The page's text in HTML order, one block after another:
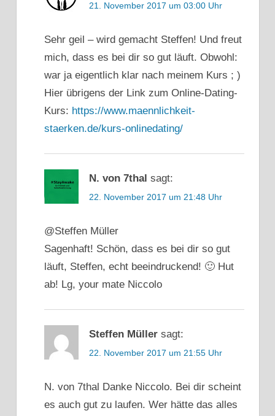
21. November 2017 um 03:00 Uhr
Sehr geil – wird gemacht Steffen! Und freut
mich, dass es bei dir so gut läuft. Obwohl:
war ja eigentlich klar nach meinem Kurs ; )
Hier übrigens der Link zum Online-Dating-
Kurs: https://www.maennlichkeit-
staerken.de/kurs-onlinedating/
N. von 7thal sagt:
22. November 2017 um 21:48 Uhr
@Steffen Müller
Sagenhaft! Schön, dass es bei dir so gut
läuft, Steffen, echt beeindruckend! 🙂 Hut
ab! Lg, your mate Niccolo
Steffen Müller sagt:
22. November 2017 um 21:55 Uhr
N. von 7thal Danke Niccolo. Bei dir scheint
es auch gut zu laufen. Wer hätte das alles